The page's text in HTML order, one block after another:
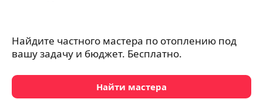
Найдите частного мастера по отоплению под
вашу задачу и бюджет. Бесплатно.
Найти мастера